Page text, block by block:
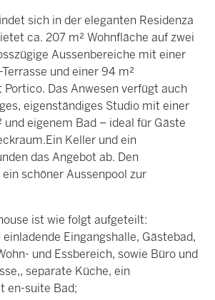
sich in der eleganten Residenza
ca. 207 m² Wohnfläche auf zwei
Aussenbereiche mit einer
und einer 94 m²
Portico. Das Anwesen verfügt auch
eigenständiges Studio mit einer
und eigenem Bad – ideal für Gäste
Keller und ein
das Angebot ab. Den
schöner Aussenpool zur
ist wie folgt aufgeteilt:
einladende Eingangshalle, Gästebad,
und Essbereich, sowie Büro und
separate Küche, ein
en-suite Bad;